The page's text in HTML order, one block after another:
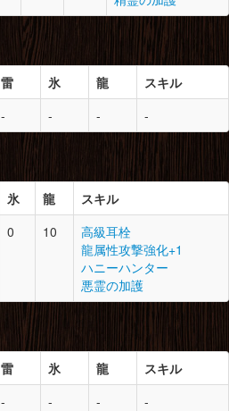
雌火竜の棘×2
氷結晶×10
エビの小殻×2
化け鮫のヒレ×1
カワズの油×2
エビの尾扇×2
化け鮫のヒレ×1
徹甲虫の羽×2
エビの小殻×1
エビの尾扇×1
化け鮫のヒレ×1
マカライト鉱石×3
ドラグライト鉱石×2
闘技王のコイン×3
鳥竜のコイン×3
ドラグライト鉱石×2
闘技王のコイン×3
牙獣のコイン×5
ドラグライト鉱石×2
闘技王のコイン×3
鳥竜のコイン×3
ドラグライト鉱石×2
闘技王のコイン×3
牙獣のコイン×5
ドラグライト鉱石×2
闘技王のコイン×3
鳥竜のコイン×3
雷 氷 龍
スキル
- - - -
必要素材
ドラグライト鉱石×2
闘技王のコイン×3
鳥竜のコイン×3
ドラグライト鉱石×2
闘技王のコイン×3
牙獣のコイン×5
ドラグライト鉱石×2
闘技王のコイン×3
鳥竜のコイン×3
-
ドラグライト鉱石×2
闘技王のコイン×3
鳥竜のコイン×3
氷 龍
スキル
0 10
高級耳栓
龍属性攻撃強化+1
ハニーハンター
悪霊の加護
必要素材
オオクワアゲハ×1
レビテライト鉱石×2
雷光虫×5
不死虫×10
オオクワアゲハ×2
レビテライト鉱石×1
雷 氷 龍
スキル
- - - -
必要素材